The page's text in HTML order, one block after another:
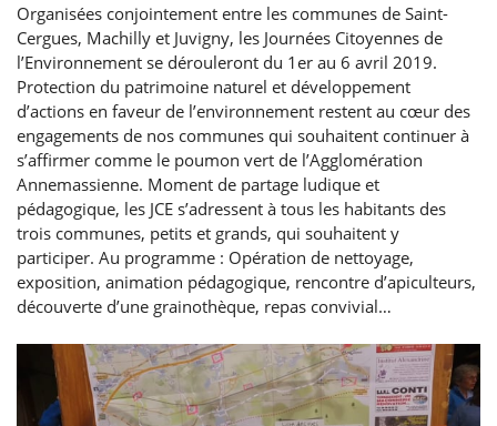
Organisées conjointement entre les communes de Saint-
Cergues, Machilly et Juvigny, les Journées Citoyennes de
l’Environnement se dérouleront du 1er au 6 avril 2019.
Protection du patrimoine naturel et développement
d’actions en faveur de l’environnement restent au cœur des
engagements de nos communes qui souhaitent continuer à
s’affirmer comme le poumon vert de l’Agglomération
Annemassienne. Moment de partage ludique et
pédagogique, les JCE s’adressent à tous les habitants des
trois communes, petits et grands, qui souhaitent y
participer. Au programme : Opération de nettoyage,
exposition, animation pédagogique, rencontre d’apiculteurs,
découverte d’une grainothèque, repas convivial…